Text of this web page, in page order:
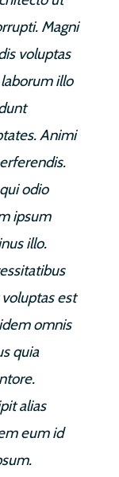
Magni
voluptas
illo
Animi
odio
ipsum
illo.
est
omnis
quia
alias
eum id